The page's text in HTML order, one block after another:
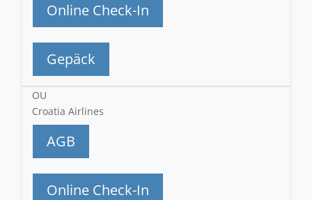
Online Check-In
Gepäck
OU
Croatia Airlines
AGB
Online Check-In